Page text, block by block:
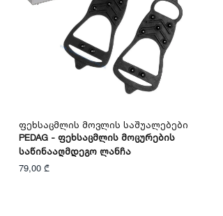
Ფეხსაცმლის Მოვლის Საშუალებები
PEDAG - Ფეხსაცმლის Მოცურების
Საწინააღმდეგო Ლანჩა
79,00 ₾